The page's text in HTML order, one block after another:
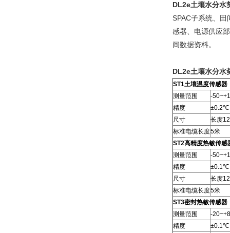
DL2e土壤水分水
SPAC子系统、
感器、电源供应
间数据资料。
DL2e土壤水分水
ST1土壤温度传感器
测量范围
-
精度
±0.2℃
尺寸
长度
标准电缆长度5米
ST2高精度热敏传感
测量范围
-
精度
±0.1℃
尺寸
长度
标准电缆长度5米
ST3密封热敏传感器
测量范围
-
精度
±0.1℃